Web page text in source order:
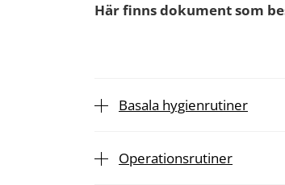
Här finns dokument som
Basala hygienrutiner
Operationsrutiner